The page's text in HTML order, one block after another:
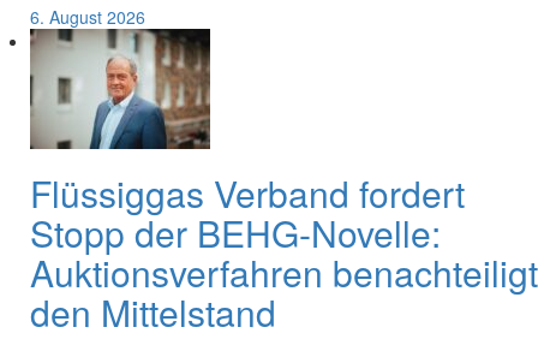
6. August 2026
Flüssiggas Verband fordert
Stopp der BEHG-Novelle:
Auktionsverfahren benachteiligt
den Mittelstand